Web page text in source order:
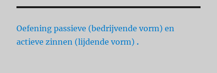
Oefening passieve (bedrijvende vorm) en
actieve zinnen (lijdende vorm) .